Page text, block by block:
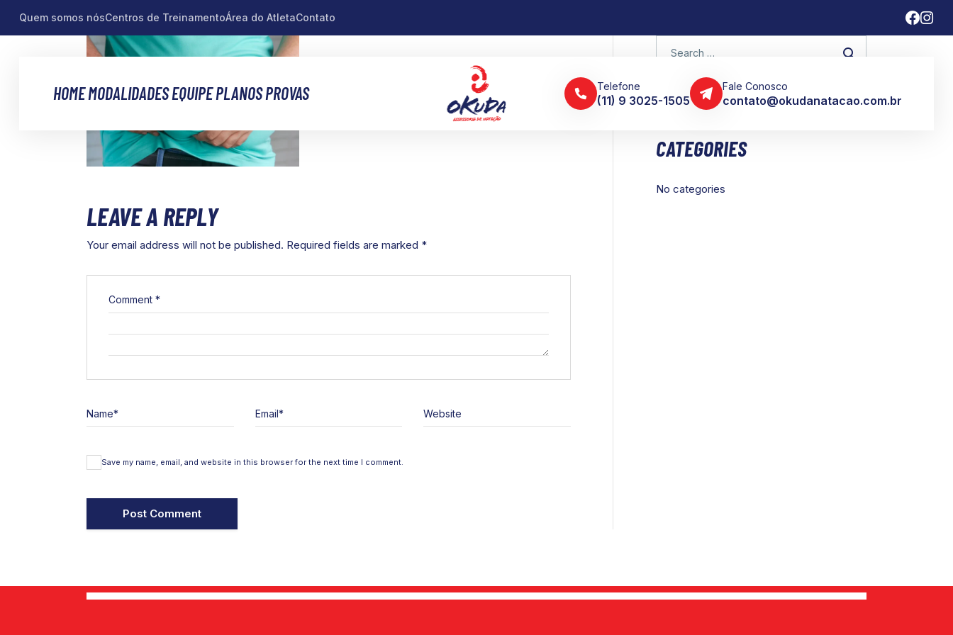
Quem somos nósCentros de TreinamentoÁrea do AtletaContato
HOMEMODALIDADESEQUIPEPLANOSPROVAS Telefone
(11) 9 3025-1505
Fale Conosco
contato@okudanatacao.com.br
LEAVE A REPLY
Your email address will not be published. Required fields are marked *
Comment *
Name* Email* Website
Save my name, email, and website in this browser for the next time I comment.
CATEGORIES
No categories